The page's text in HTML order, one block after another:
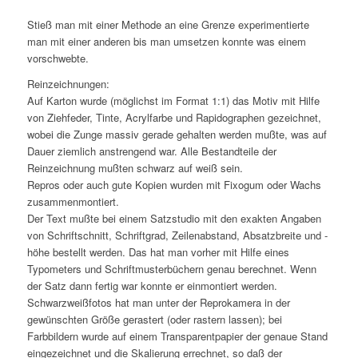
Stieß man mit einer Methode an eine Grenze experimentierte
man mit einer anderen bis man umsetzen konnte was einem
vorschwebte.
Reinzeichnungen:
Auf Karton wurde (möglichst im Format 1:1) das Motiv mit Hilfe
von Ziehfeder, Tinte, Acrylfarbe und Rapidographen gezeichnet,
wobei die Zunge massiv gerade gehalten werden mußte, was auf
Dauer ziemlich anstrengend war. Alle Bestandteile der
Reinzeichnung mußten schwarz auf weiß sein.
Repros oder auch gute Kopien wurden mit Fixogum oder Wachs
zusammenmontiert.
Der Text mußte bei einem Satzstudio mit den exakten Angaben
von Schriftschnitt, Schriftgrad, Zeilenabstand, Absatzbreite und -
höhe bestellt werden. Das hat man vorher mit Hilfe eines
Typometers und Schriftmusterbüchern genau berechnet. Wenn
der Satz dann fertig war konnte er einmontiert werden.
Schwarzweißfotos hat man unter der Reprokamera in der
gewünschten Größe gerastert (oder rastern lassen); bei
Farbbildern wurde auf einem Transparentpapier der genaue Stand
eingezeichnet und die Skalierung errechnet, so daß der